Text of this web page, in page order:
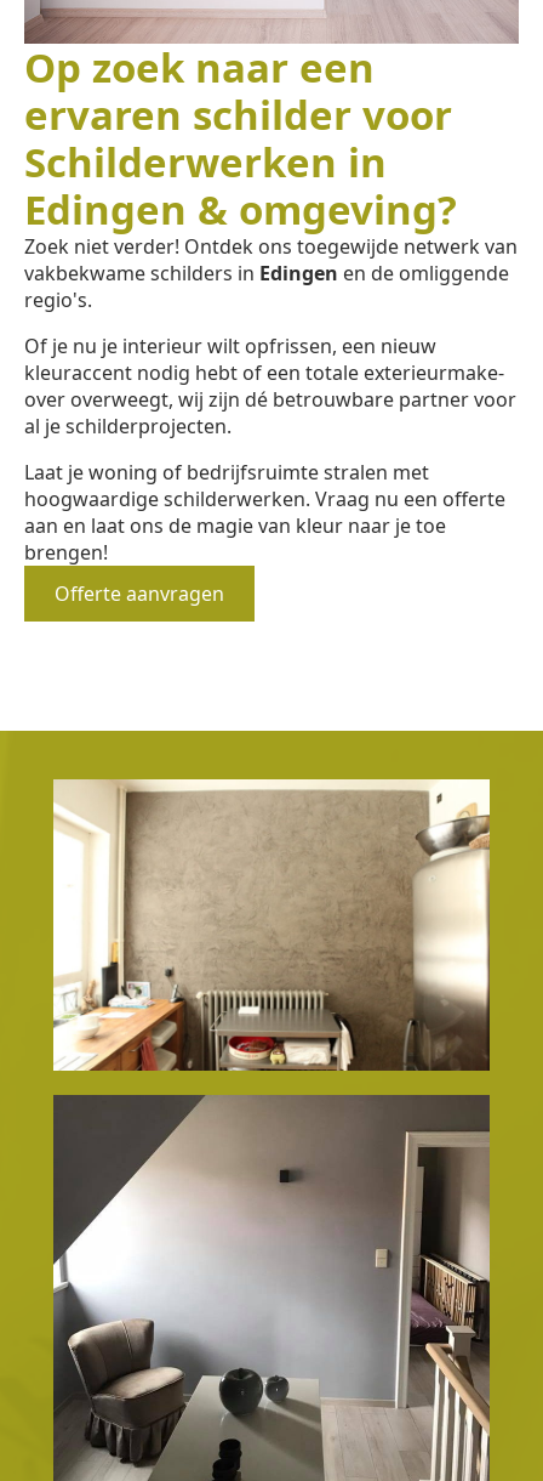
Op zoek naar een
ervaren schilder voor
Schilderwerken in
Edingen & omgeving?
Zoek niet verder! Ontdek ons toegewijde netwerk van
vakbekwame schilders in Edingen en de omliggende
regio's.
Of je nu je interieur wilt opfrissen, een nieuw
kleuraccent nodig hebt of een totale exterieurmake-
over overweegt, wij zijn dé betrouwbare partner voor
al je schilderprojecten.
Laat je woning of bedrijfsruimte stralen met
hoogwaardige schilderwerken. Vraag nu een offerte
aan en laat ons de magie van kleur naar je toe
brengen!
Offerte aanvragen